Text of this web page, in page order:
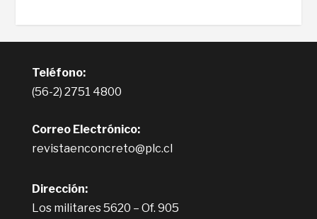
Teléfono:
(56-2) 2751 4800
Correo Electrónico:
revistaenconcreto@plc.cl
Dirección:
Los militares 5620 – Of. 905